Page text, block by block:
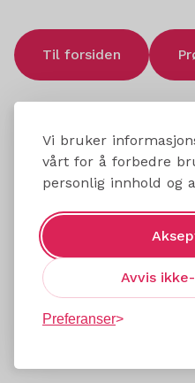
Vi bruker
vårt for å forbedre
personlig innhold og
Avvis
Preferanser
Til forsiden